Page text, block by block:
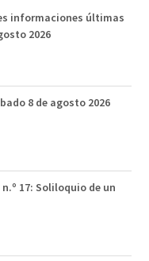
informaciones últimas
2026
8 de agosto 2026
n.º 17: Soliloquio de un